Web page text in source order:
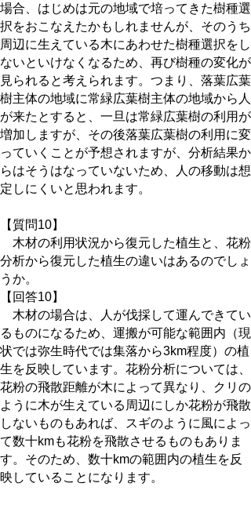
場合、はじめは元の地域で培ってきた樹種選
択をおこなえたかもしれませんが、そのうち
周辺に生えている木にあわせた樹種選択をし
ないといけなくなるため、再び樹種の変化が
見られると考えられます。つまり、落葉広葉
樹主体の地域に常緑広葉樹主体の地域から人
が来たとすると、一旦は常緑広葉樹の利用が
増加しますが、その後落葉広葉樹の利用に変
っていくことが予想されますが、分析結果か
らはそうはなっていないため、人の移動は想
定しにくいと思われます。
【質問10】
木材の利用状況から復元した植生と、花粉
分析から復元した植生の違いはあるのでしょ
うか。
【回答10】
木材の場合は、人が伐採して運んできてい
るものになるため、運搬が可能な範囲内（現
状では弥生時代では集落から3km程度）の植
生を反映しています。花粉分析については、
花粉の飛散距離が木によって異なり、クリの
ように木が生えている周辺にしか花粉が飛散
しないものもあれば、スギのように風によっ
て数十kmも花粉を飛散させるものもありま
す。そのため、数十kmの範囲内の植生を反
映していることになります。